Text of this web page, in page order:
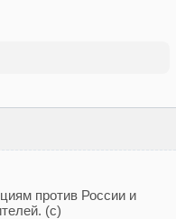
против России и
(с)